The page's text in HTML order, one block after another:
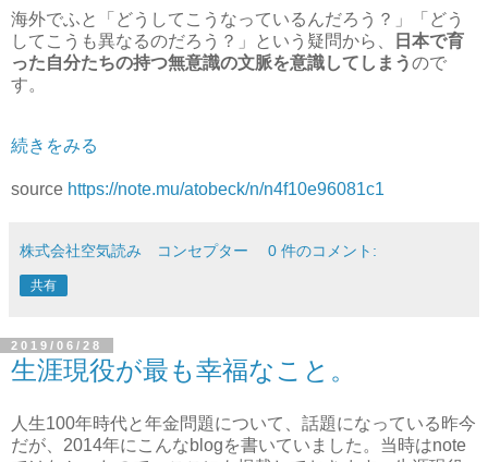
海外でふと「どうしてこうなっているんだろう？」「どう
してこうも異なるのだろう？」という疑問から、
日本で育
った自分たちの持つ無意識の文脈を意識してしまうので
す。
続きをみる
source https://note.mu/atobeck/n/n4f10e96081c1
株式会社空気読み コンセプター 0 件のコメント:
共有
2019/06/28
生涯現役が最も幸福なこと。
人生100年時代と年金問題について、話題になっている昨今
だが、2014年にこんなblogを書いていました。当時はnote